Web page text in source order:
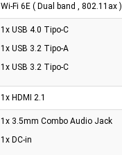
Wi-Fi 6E ( Dual band , 802.11ax )
1x USB 4.0 Tipo-C
1x USB 3.2 Tipo-A
1x USB 3.2 Tipo-C
1x HDMI 2.1
1x 3.5mm Combo Audio Jack
1x DC-in